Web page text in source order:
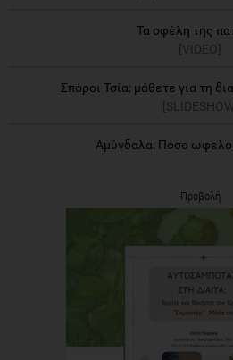
Τα οφέλη της
[VIDEO]
Σπόροι Τσία: μάθετε για τη
Αμύγδαλα: Πόσο
Προβολή